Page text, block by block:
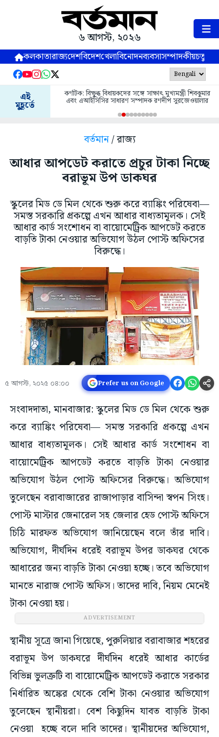
৬ আগস্ট, ২০২৬
কলকাতারাজ্যদেশবিদেশখেলাবিনোদনব্যবসাসম্পাদকীয়
এই
মুহূর্তে
কর্ণাটক: বিক্ষুব্ধ বিধায়কদের সঙ্গে সাক্ষাৎ মুখ্যমন্ত্রী শিবকুমার
এবং এআইসিসির সাধারণ সম্পাদক রণদীপ সুরজেওয়ালার
বর্তমান/ রাজ্য
আধার আপডেট করাতে প্রচুর টাকা নিচ্ছে
বরাভূম উপ ডাকঘর
স্কুলের মিড ডে মিল থেকে শুরু করে ব্যাঙ্কিং পরিষেবা—
সমস্ত সরকারি প্রকল্পে এখন আধার বাধ্যতামূলক। সেই
আধার কার্ড সংশোধন বা বায়োমেট্রিক আপডেট করতে
বাড়তি টাকা নেওয়ার অভিযোগ উঠল পোস্ট অফিসের
বিরুদ্ধে।
৫ আগস্ট, ২০২৫ ০৪:০০ Prefer us on Google
সংবাদদাতা, মানবাজার: স্কুলের মিড ডে মিল থেকে শুরু
করে ব্যাঙ্কিং পরিষেবা— সমস্ত সরকারি প্রকল্পে এখন
আধার বাধ্যতামূলক। সেই আধার কার্ড সংশোধন বা
বায়োমেট্রিক আপডেট করতে বাড়তি টাকা নেওয়ার
অভিযোগ উঠল পোস্ট অফিসের বিরুদ্ধে। অভিযোগ
তুলেছেন বরাবাজারের রাজাপাড়ার বাসিন্দা স্বপন সিংহ।
পোস্ট মাস্টার জেনারেল সহ জেলার হেড পোস্ট অফিসে
চিঠি মারফত অভিযোগ জানিয়েছেন বলে তাঁর দাবি।
অভিযোগ, দীর্ঘদিন ধরেই বরাভূম উপর ডাকঘর থেকে
আধারের জন্য বাড়তি টাকা নেওয়া হচ্ছে। তবে অভিযোগ
মানতে নারাজ পোস্ট অফিস। তাদের দাবি, নিয়ম মেনেই
টাকা নেওয়া হয়।
ADVERTISEMENT
স্থানীয় সূত্রে জানা গিয়েছে, পুরুলিয়ার বরাবাজার শহরের
বরাভূম উপ ডাকঘরে দীর্ঘদিন ধরেই আধার কার্ডের
বিভিন্ন ভুলত্রুটি বা বায়োমেট্রিক আপডেট করাতে সরকার
নির্ধারিত অঙ্কের থেকে বেশি টাকা নেওয়ার অভিযোগ
তুলেছেন স্থানীয়রা। বেশ কিছুদিন যাবত বাড়তি টাকা
নেওয়া হচ্ছে বলে দাবি তাদের। স্থানীয়দের অভিযোগ,